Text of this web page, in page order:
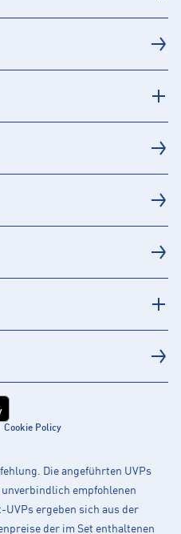
Cookie Policy
Die angeführten UVPs
empfohlenen
UVPs ergeben sich aus der
der im Set enthaltenen